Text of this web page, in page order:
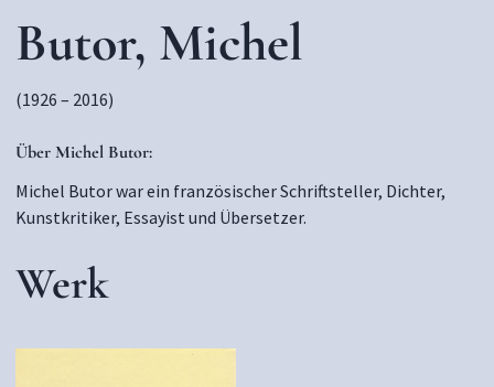
Butor, Michel
(1926 – 2016)
Über Michel Butor:
Michel Butor war ein französischer Schriftsteller, Dichter,
Kunstkritiker, Essayist und Übersetzer.
Werk